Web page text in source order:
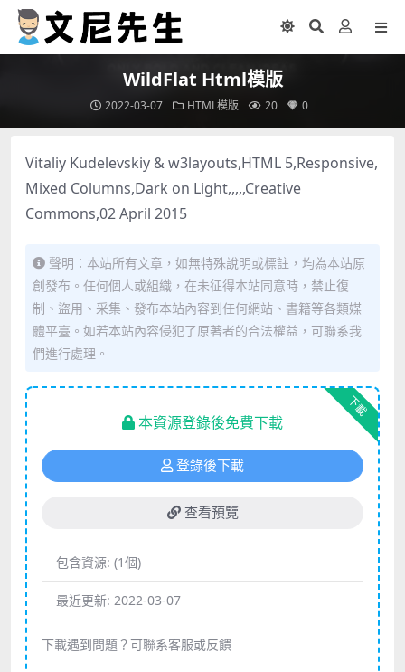
WildFlat Html模版
2022-03-07 HTML模版 20 0
Vitaliy Kudelevskiy & w3layouts,HTML 5,Responsive,
Mixed Columns,Dark on Light,,,,,Creative
Commons,02 April 2015
聲明：本站所有文章，如無特殊說明或標註，均為本站原
創發布。任何個人或組織，在未征得本站同意時，禁止復
制、盜用、采集、發布本站內容到任何網站、書籍等各類媒
體平臺。如若本站內容侵犯了原著者的合法權益，可聯系我
們進行處理。
下載
本資源登錄後免費下載
登錄後下載
查看預覽
包含資源: (1個)
最近更新: 2022-03-07
下載遇到問題？可聯系客服或反饋